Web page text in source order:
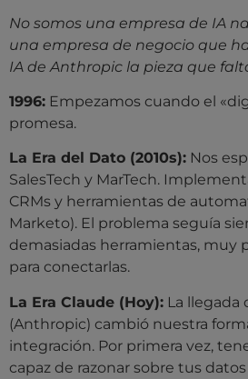
No somos una empresa de IA
una empresa de negocio que
IA de Anthropic la pieza que
1996: Empezamos cuando el
promesa.
La Era del Dato (2010s): Nos
SalesTech y MarTech.
CRMs y herramientas de
Marketo). El problema seguía
demasiadas herramientas, muy
para conectarlas.
La Era Claude (Hoy): La llegada
(Anthropic) cambió nuestra
integración. Por primera vez,
capaz de razonar sobre tus